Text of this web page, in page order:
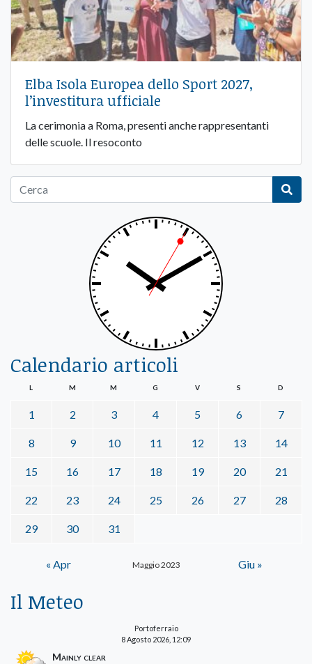
Elba Isola Europea dello Sport 2027,
l’investitura ufficiale
La cerimonia a Roma, presenti anche rappresentanti
delle scuole. Il resoconto
Calendario articoli
Maggio 2023
L M M G V S D
1 2 3 4 5 6 7
8 9 10 11 12 13 14
15 16 17 18 19 20 21
22 23 24 25 26 27 28
29 30 31
« Apr Giu »
Il Meteo
Portoferraio
8 Agosto 2026, 12:09
Mainly clear